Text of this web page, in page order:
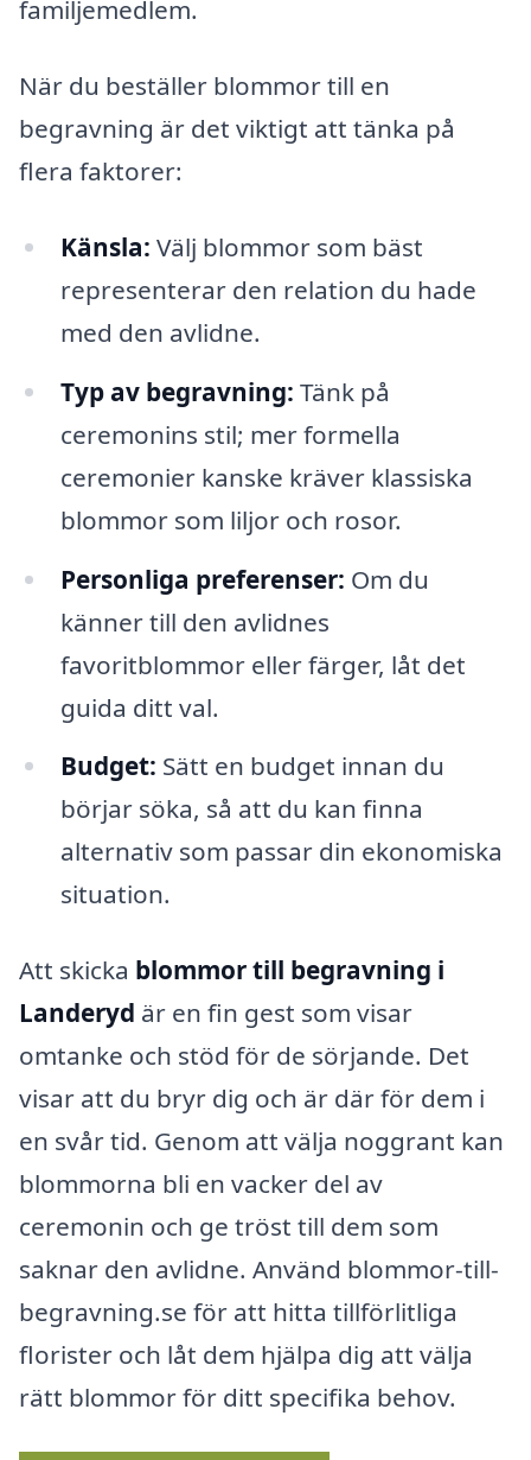
familjemedlem.
När du beställer blommor till en
begravning är det viktigt att tänka på
flera faktorer:
Känsla: Välj blommor som bäst
representerar den relation du hade
med den avlidne.
Typ av begravning: Tänk på
ceremonins stil; mer formella
ceremonier kanske kräver klassiska
blommor som liljor och rosor.
Personliga preferenser: Om du
känner till den avlidnes
favoritblommor eller färger, låt det
guida ditt val.
Budget: Sätt en budget innan du
börjar söka, så att du kan finna
alternativ som passar din ekonomiska
situation.
Att skicka blommor till begravning i
Landeryd är en fin gest som visar
omtanke och stöd för de sörjande. Det
visar att du bryr dig och är där för dem i
en svår tid. Genom att välja noggrant kan
blommorna bli en vacker del av
ceremonin och ge tröst till dem som
saknar den avlidne. Använd blommor-till-
begravning.se för att hitta tillförlitliga
florister och låt dem hjälpa dig att välja
rätt blommor för ditt specifika behov.